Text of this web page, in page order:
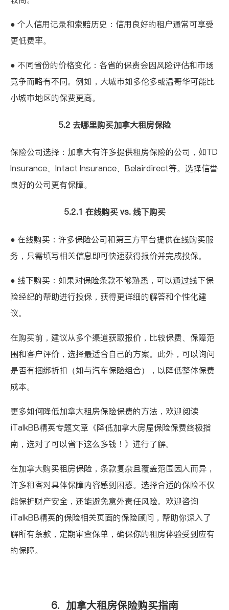
● 个人信用记录和索赔历史：信用良好的租户通常可享受
更低费率。
● 不同省份的价格变化：各省的保费会因风险评估和市场
竞争而略有不同。例如，大城市如多伦多或温哥华可能比
小城市地区的保费更高。
5.2 去哪里购买加拿大租房保险
保险公司选择：加拿大有许多提供租房保险的公司，如TD
Insurance、 Intact Insurance、 Belairdirect等。选择信誉
良好的公司更有保障。
5.2.1 在线购买 vs. 线下购买
● 在线购买：许多保险公司和第三方平台提供在线购买服
务，只需填写相关信息即可快速获得报价并完成投保。
● 线下购买：如果对保险条款不够熟悉，可以通过线下保
险经纪的帮助进行投保，获得更详细的解答和个性化建
议。
在购买前，建议从多个渠道获取报价，比较保费、保障范
围和客户评价，选择最适合自己的方案。此外，可以询问
是否有捆绑折扣（如与汽车保险组合），以降低整体保费
成本。
更多如何降低加拿大租房保险保费的方法，欢迎阅读
iTalkBB精英专题文章 《降低加拿大房屋保险保费终极指
南，选对了可以省下这么多钱！》 进行了解。
在加拿大购买租房保险，条款复杂且覆盖范围因人而异，
许多租客对具体保障内容感到困惑。选择合适的保险不仅
能保护财产安全，还能避免意外责任风险。欢迎咨询
iTalkBB精英的保险相关页面的保险顾问，帮助你深入了
解所有条款，定期审查保单，确保你的租房体验受到应有
的保障。
6. 加拿大租房保险购买指南